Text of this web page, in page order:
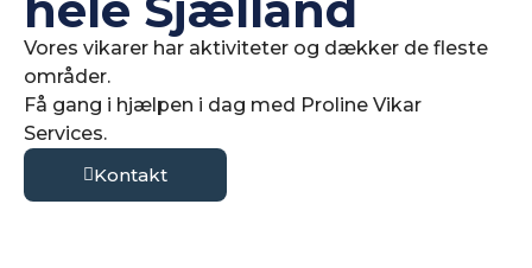
Vores vikarer har aktiviteter og dækker de fleste
områder.
Få gang i hjælpen i dag med Proline Vikar
Services.
Kontakt